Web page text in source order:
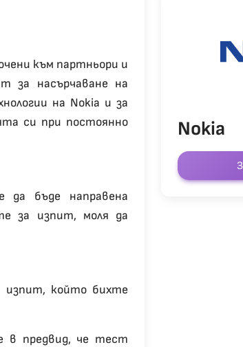
към партньори и
за насърчаване на
на Nokia и за
си при постоянно
да бъде направена
за изпит, моля да
изпит, който бихте
в предвид, че тест
Nokia